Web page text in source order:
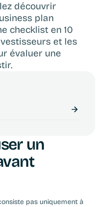
découvrir
plan
checklist en 10
et les
évaluer une
un
pas uniquement à